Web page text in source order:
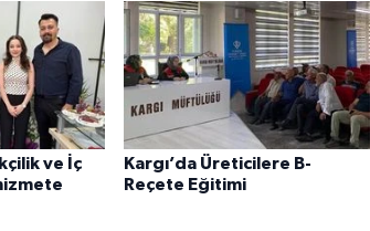
ve İç
Kargı’da Üreticilere B-
Reçete Eğitimi